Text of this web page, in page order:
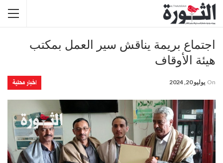
اجتماع بريمة يناقش سير العمل بمكتب
هيئة الأوقاف
اخبار محلية On يوليو 20, 2024